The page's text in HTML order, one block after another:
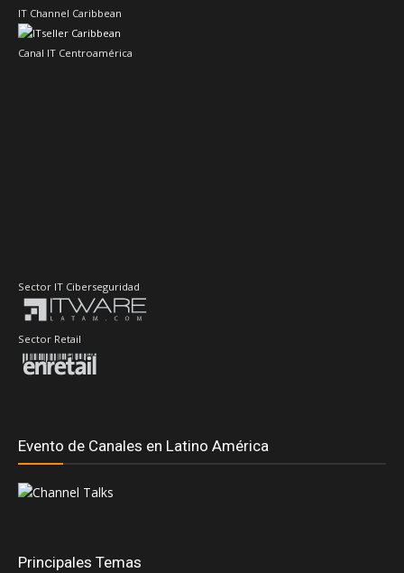
IT Channel Caribbean
Canal IT Centroamérica
Sector IT Ciberseguridad
Sector Retail
Evento de Canales en Latino América
Principales Temas